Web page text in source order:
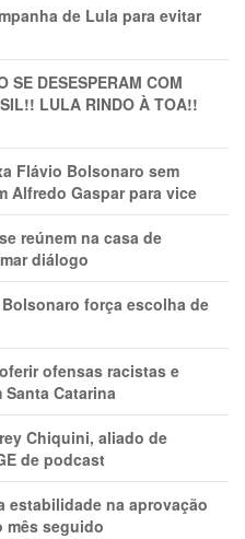
de Lula para evitar
SE DESESPERAM COM
LULA RINDO À TOA!!
Flávio Bolsonaro sem
Alfredo Gaspar para vice
reúnem na casa de
diálogo
força escolha de
ofensas racistas e
Catarina
Chiquini, aliado de
de podcast
estabilidade na aprovação
mês seguido